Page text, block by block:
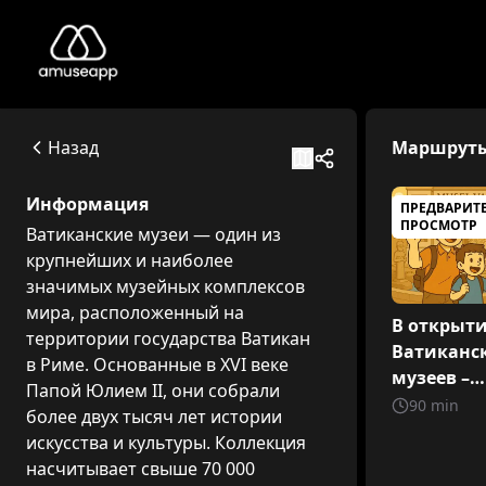
Musei Vaticani
Ватиканские музеи — один из крупнейших и наиболее
Available itineraries
В открытие Ватиканских музеев – Путешествие для всей
Добро пожаловать в особое путешествие, созданное
Ватиканские музеи
Ватиканские музеи представляют собой одну из
Музеи Ватикана — краткий маршрут
Ватиканские музеи представляют собой одну из
Назад
Информация
Ватиканские музеи — один из
крупнейших и наиболее
значимых музейных комплексов
мира, расположенный на
территории государства Ватикан
в Риме. Основанные в XVI веке
Папой Юлием II, они собрали
более двух тысяч лет истории
искусства и культуры. Коллекция
насчитывает свыше 70 000
ПРОСМОТР
В
музеев –
90 min